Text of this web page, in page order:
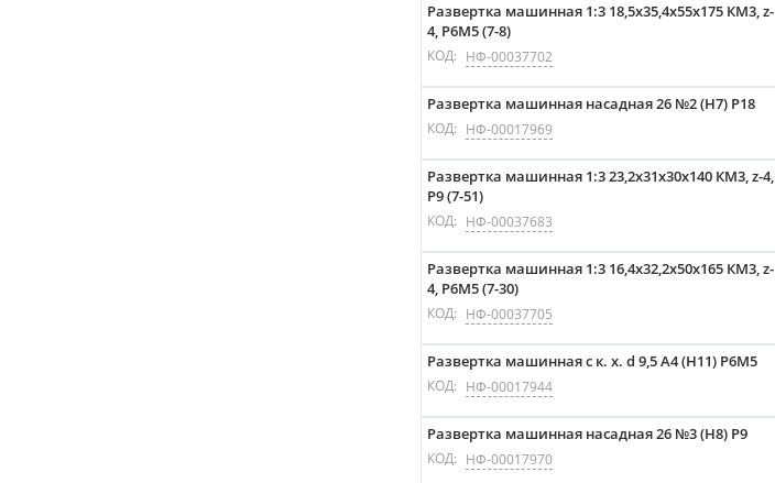
Развертка машинная 1:3 18,5x35,4x55x175 КМ3, z-
4, P6M5 (7-8)
КОД: НФ-00037702
Развертка машинная насадная 26 №2 (Н7) Р18
КОД: НФ-00017969
Развертка машинная 1:3 23,2x31x30x140 КМ3, z-4,
P9 (7-51)
КОД: НФ-00037683
Развертка машинная 1:3 16,4x32,2x50x165 КМ3, z-
4, P6M5 (7-30)
КОД: НФ-00037705
Развертка машинная с к. х. d 9,5 А4 (Н11) Р6М5
КОД: НФ-00017944
Развертка машинная насадная 26 №3 (Н8) Р9
КОД: НФ-00017970